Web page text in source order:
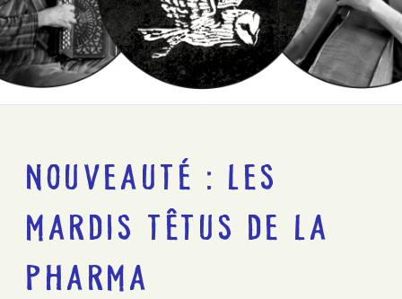
NOUVEAUTÉ : LES
MARDIS TÊTUS DE LA
PHARMA